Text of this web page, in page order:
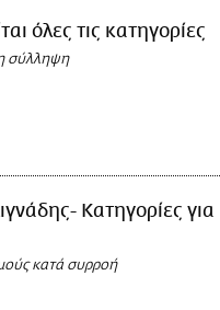
όλες τις κατηγορίες
σύλληψη
Κατηγορίες για
κατά συρροή